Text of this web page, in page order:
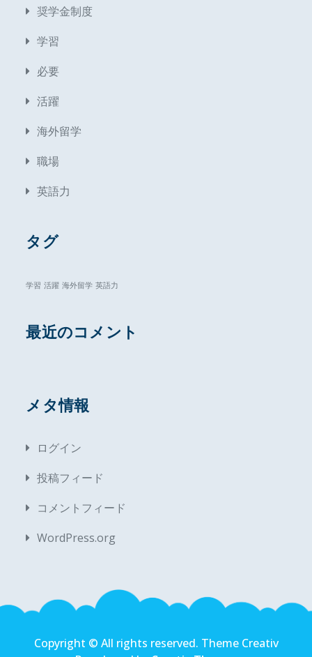
奨学金制度
学習
必要
活躍
海外留学
職場
英語力
タグ
学習 活躍 海外留学 英語力
最近のコメント
メタ情報
ログイン
投稿フィード
コメントフィード
WordPress.org
Copyright © All rights reserved. Theme Creativ